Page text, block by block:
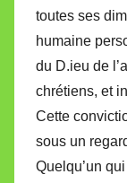
toutes ses
humaine
du D.ieu de
chrétiens, et
Cette
sous un
Quelqu’un